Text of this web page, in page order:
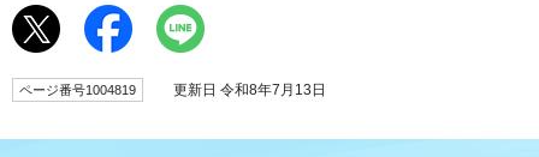
ページ番号1004819 更新日 令和8年7月13日